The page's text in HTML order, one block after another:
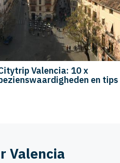
Valencia: 10 x
en tips
Valencia